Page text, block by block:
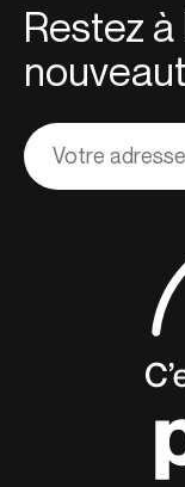
Restez à
Adresse
courriel